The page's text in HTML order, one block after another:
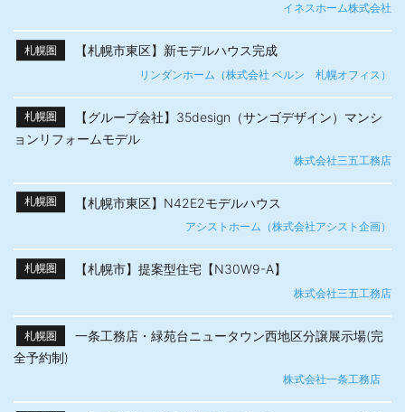
イネスホーム株式会社
札幌圏 【札幌市東区】新モデルハウス完成
リンダンホーム（株式会社 ベルン 札幌オフィス）
札幌圏
【グループ会社】35design（サンゴデザイン）マンシ
ョンリフォームモデル
株式会社三五工務店
札幌圏 【札幌市東区】N42E2モデルハウス
アシストホーム（株式会社アシスト企画）
札幌圏 【札幌市】提案型住宅【N30W9-A】
株式会社三五工務店
札幌圏
一条工務店・緑苑台ニュータウン西地区分譲展示場(完
全予約制)
株式会社一条工務店